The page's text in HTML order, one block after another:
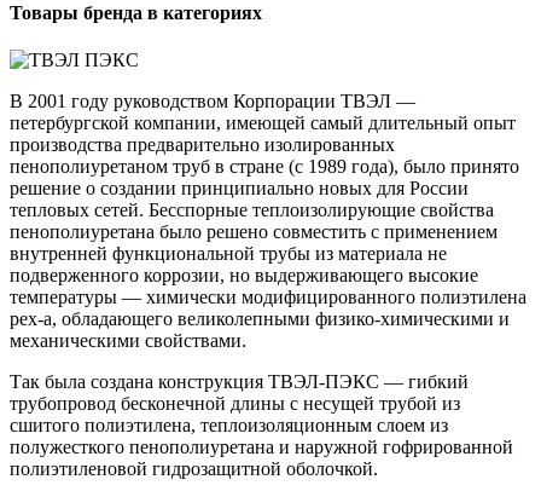
Товары бренда в категориях
В 2001 году руководством Корпорации ТВЭЛ —
петербургской компании, имеющей самый длительный опыт
производства предварительно изолированных
пенополиуретаном труб в стране (с 1989 года), было принято
решение о создании принципиально новых для России
тепловых сетей. Бесспорные теплоизолирующие свойства
пенополиуретана было решено совместить с применением
внутренней функциональной трубы из материала не
подверженного коррозии, но выдерживающего высокие
температуры — химически модифицированного полиэтилена
pex-a, обладающего великолепными физико-химическими и
механическими свойствами.
Так была создана конструкция ТВЭЛ-ПЭКС — гибкий
трубопровод бесконечной длины с несущей трубой из
сшитого полиэтилена, теплоизоляционным слоем из
полужесткого пенополиуретана и наружной гофрированной
полиэтиленовой гидрозащитной оболочкой.